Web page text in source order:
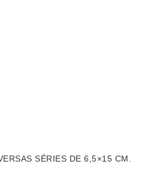
SÉRIES DE 6,5×15 CM.